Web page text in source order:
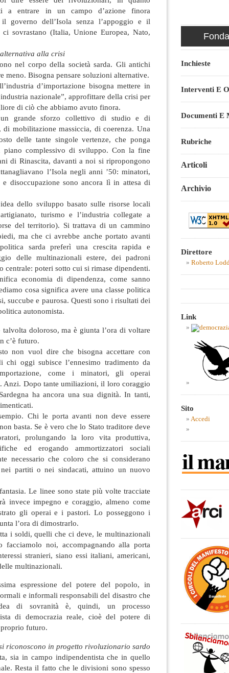
a entrare in un campo d’azione finora
il governo dell’Isola senza l’appoggio e il
sovrastano (Italia, Unione Europea, Nato,
alla crisi
nel corpo della società sarda. Gli antichi
meno. Bisogna pensare soluzioni alternative.
d’importazione bisogna mettere in
nazionale”, approfittare della crisi per
di ciò che abbiamo avuto finora.
grande sforzo collettivo di studio e di
di mobilitazione massiccia, di coerenza. Una
delle tante singole vertenze, che ponga
piano complessivo di sviluppo. Con la fine
di Rinascita, davanti a noi si ripropongono
l’Isola negli anni ’50: minatori,
e disoccupazione sono ancora lì in attesa di
dello sviluppo basato sulle risorse locali
turismo e l’industria collegate a
del territorio). Si trattava di un cammino
ma che ci avrebbe anche portato avanti
sarda preferì una crescita rapida e
delle multinazionali estere, dei padroni
centrale: poteri sotto cui si rimase dipendenti.
economia di dipendenza, come sanno
cosa significa avere una classe politica
succube e paurosa. Questi sono i risultati dei
autonomista.
doloroso, ma è giunta l’ora di voltare
c’è futuro.
non vuol dire che bisogna accettare con
chi oggi subisce l’ennesimo tradimento da
come i minatori, gli operai
Anzi. Dopo tante umiliazioni, il loro coraggio
ha ancora una sua dignità. In tanti,
Chi le porta avanti non deve essere
basta. Se è vero che lo Stato traditore deve
prolungando la loro vita produttiva,
ed erogando ammortizzatori sociali
necessario che coloro che si considerano
nei partiti o nei sindacati, attuino un nuovo
Le linee sono state più volte tracciate
invece impegno e coraggio, almeno come
gli operai e i pastori. Lo posseggono i
l’ora di dimostrarlo.
i soldi, quelli che ci deve, le multinazionali
noi, accompagnando alla porta
stranieri, siano essi italiani, americani,
multinazionali.
espressione del potere del popolo, in
e informali responsabili del disastro che
di sovranità è, quindi, un processo
di democrazia reale, cioè del potere di
futuro.
riconoscono in progetto rivoluzionario sardo
sia in campo indipendentista che in quello
Resta il fatto che le divisioni sono spesso
Inchieste
Interventi E
Documenti E
Rubriche
Articoli
Archivio
Direttore
Roberto
Link
Sito
Accedi